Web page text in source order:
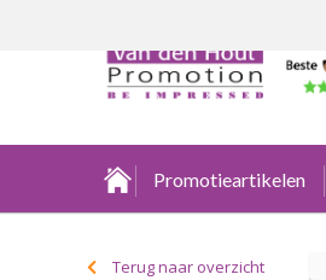
Promotieartikelen
Terug naar overzicht